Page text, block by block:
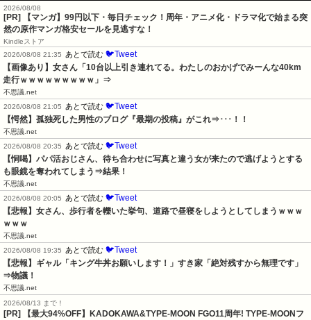
2026/08/08
[PR] 【マンガ】99円以下・毎日チェック！周年・アニメ化・ドラマ化で始まる突
然の原作マンガ格安セールを見逃すな！
Kindleストア
2026/08/08 21:35 あとで読む 🐦Tweet
【画像あり】女さん「10台以上引き連れてる。わたしのおかげでみーんな40km
走行ｗｗｗｗｗｗｗｗｗ」⇒
不思議.net
2026/08/08 21:05 あとで読む 🐦Tweet
【愕然】孤独死した男性のブログ『最期の投稿』がこれ⇒･･･！！
不思議.net
2026/08/08 20:35 あとで読む 🐦Tweet
【恫喝】パパ活おじさん、待ち合わせに写真と違う女が来たので逃げようとする
も眼鏡を奪われてしまう⇒結果！
不思議.net
2026/08/08 20:05 あとで読む 🐦Tweet
【悲報】女さん、歩行者を轢いた挙句、道路で昼寝をしようとしてしまうｗｗｗ
ｗｗｗ
不思議.net
2026/08/08 19:35 あとで読む 🐦Tweet
【悲報】ギャル「キング牛丼お願いします！」すき家「絶対残すから無理です」
⇒物議！
不思議.net
2026/08/13 まで！
[PR]
【最大94%OFF】KADOKAWA&TYPE-MOON FGO11周年! TYPE-MOONフ